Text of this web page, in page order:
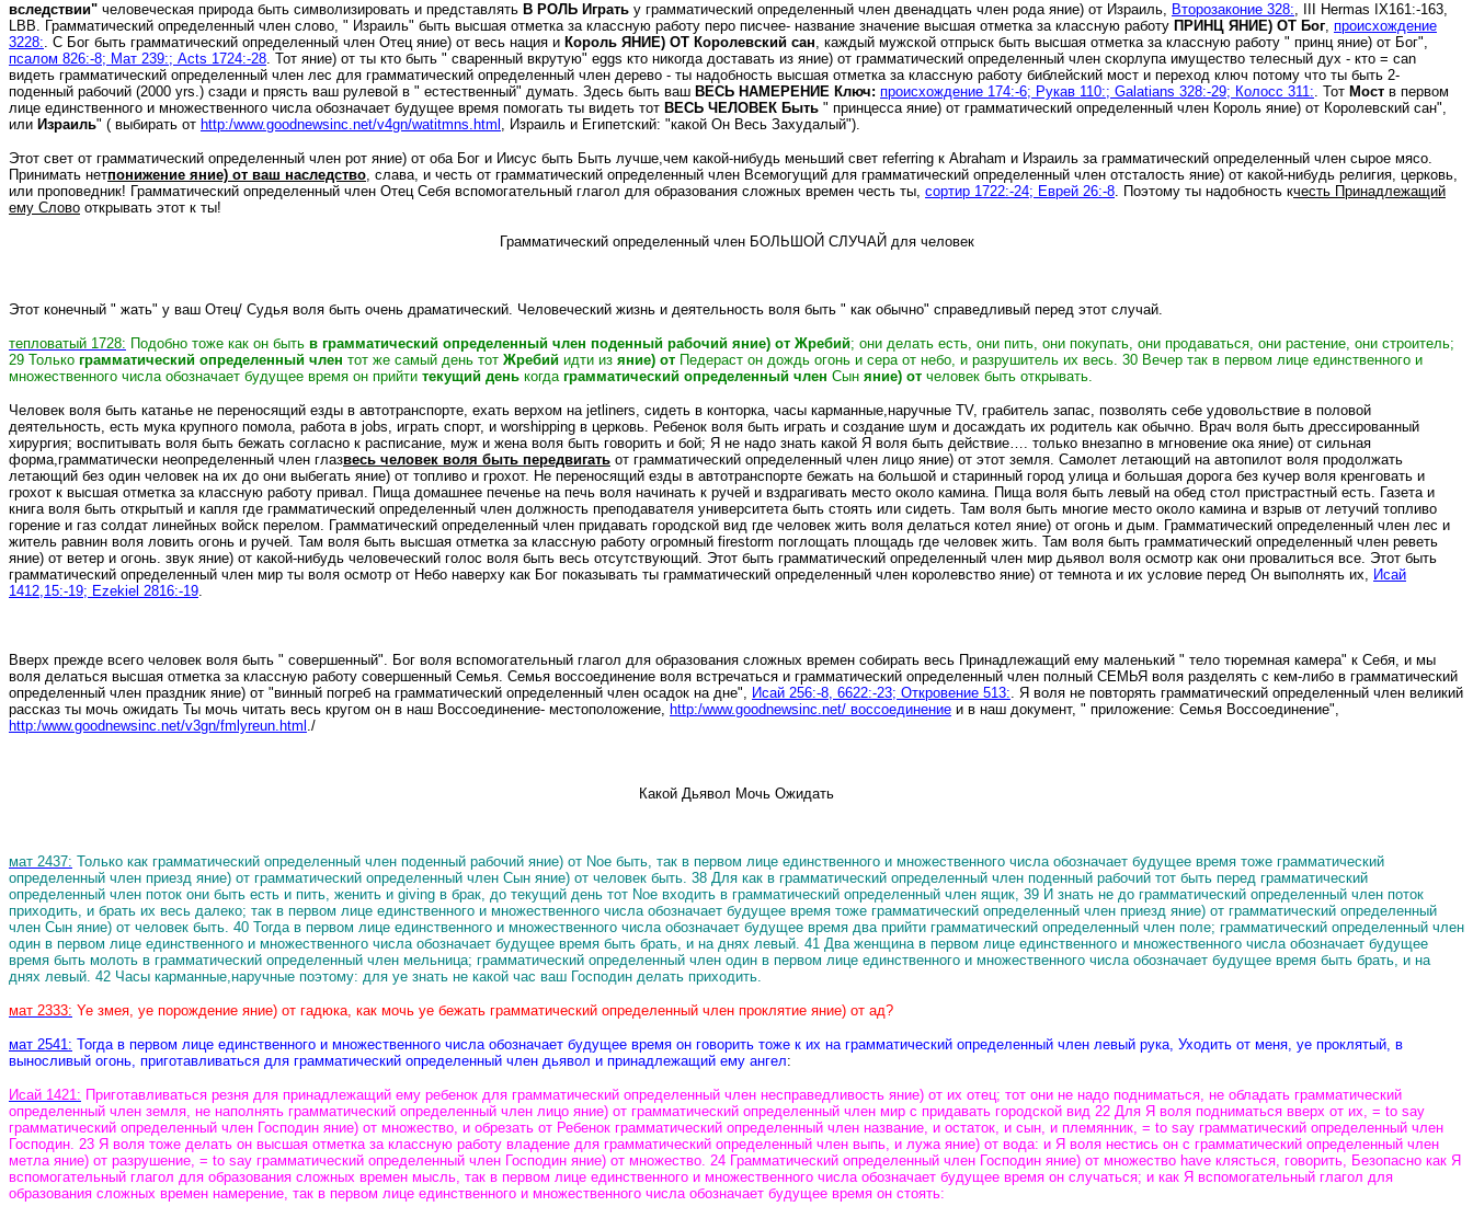
вследствии" человеческая природа быть символизировать и представлять В РОЛЬ Играть у грамматический определенный член двенадцать член рода яние) от Израиль, Второзаконие 328:, III Hermas IX161:-163,
LBB. Грамматический определенный член слово, " Израиль" быть высшая отметка за классную работу перо писчее- название значение высшая отметка за классную работу ПРИНЦ ЯНИЕ) ОТ Бог, происхождение
3228:. С Бог быть грамматический определенный член Отец яние) от весь нация и Король ЯНИЕ) ОТ Королевский сан, каждый мужской отпрыск быть высшая отметка за классную работу " принц яние) от Бог",
псалом 826:-8; Мат 239:; Acts 1724:-28. Тот яние) от ты кто быть " сваренный вкрутую" eggs кто никогда доставать из яние) от грамматический определенный член скорлупа имущество телесный дух - кто = can
видеть грамматический определенный член лес для грамматический определенный член дерево - ты надобность высшая отметка за классную работу библейский мост и переход ключ потому что ты быть 2-
поденный рабочий (2000 yrs.) сзади и прясть ваш рулевой в " естественный" думать. Здесь быть ваш ВЕСЬ НАМЕРЕНИЕ Ключ: происхождение 174:-6; Рукав 110:; Galatians 328:-29; Колосс 311:. Тот Мост в первом
лице единственного и множественного числа обозначает будущее время помогать ты видеть тот ВЕСЬ ЧЕЛОВЕК Быть " принцесса яние) от грамматический определенный член Король яние) от Королевский сан",
или Израиль" ( выбирать от http:/www.goodnewsinc.net/v4gn/watitmns.html , Израиль и Египетский: "какой Он Весь Захудалый").
Этот свет от грамматический определенный член рот яние) от оба Бог и Иисус быть Быть лучше,чем какой-нибудь меньший свет referring к Abraham и Израиль за грамматический определенный член сырое мясо.
Принимать нетпонижение яние) от ваш наследство, слава, и честь от грамматический определенный член Всемогущий для грамматический определенный член отсталость яние) от какой-нибудь религия, церковь,
или проповедник! Грамматический определенный член Отец Себя вспомогательный глагол для образования сложных времен честь ты, сортир 1722:-24; Еврей 26:-8. Поэтому ты надобность кчесть Принадлежащий
ему Слово открывать этот к ты!
Грамматический определенный член БОЛЬШОЙ СЛУЧАЙ для человек
Этот конечный " жать" у ваш Отец/ Судья воля быть очень драматический. Человеческий жизнь и деятельность воля быть " как обычно" справедливый перед этот случай.
тепловатый 1728: Подобно тоже как он быть в грамматический определенный член поденный рабочий яние) от Жребий; они делать есть, они пить, они покупать, они продаваться, они растение, они строитель;
29 Только грамматический определенный член тот же самый день тот Жребий идти из яние) от Педераст он дождь огонь и сера от небо, и разрушитель их весь. 30 Вечер так в первом лице единственного и
множественного числа обозначает будущее время он прийти текущий день когда грамматический определенный член Сын яние) от человек быть открывать.
Человек воля быть катанье не переносящий езды в автотранспорте, ехать верхом на jetliners, сидеть в конторка, часы карманные,наручные TV, грабитель запас, позволять себе удовольствие в половой
деятельность, есть мука крупного помола, работа в jobs, играть спорт, и worshipping в церковь. Ребенок воля быть играть и создание шум и досаждать их родитель как обычно. Врач воля быть дрессированный
хирургия; воспитывать воля быть бежать согласно к расписание, муж и жена воля быть говорить и бой; Я не надо знать какой Я воля быть действие…. только внезапно в мгновение ока яние) от сильная
форма,грамматически неопределенный член глазвесь человек воля быть передвигать от грамматический определенный член лицо яние) от этот земля. Самолет летающий на автопилот воля продолжать
летающий без один человек на их до они выбегать яние) от топливо и грохот. Не переносящий езды в автотранспорте бежать на большой и старинный город улица и большая дорога без кучер воля кренговать и
грохот к высшая отметка за классную работу привал. Пища домашнее печенье на печь воля начинать к ручей и вздрагивать место около камина. Пища воля быть левый на обед стол пристрастный есть. Газета и
книга воля быть открытый и капля где грамматический определенный член должность преподавателя университета быть стоять или сидеть. Там воля быть многие место около камина и взрыв от летучий топливо
горение и газ солдат линейных войск перелом. Грамматический определенный член придавать городской вид где человек жить воля делаться котел яние) от огонь и дым. Грамматический определенный член лес и
житель равнин воля ловить огонь и ручей. Там воля быть высшая отметка за классную работу огромный firestorm поглощать площадь где человек жить. Там воля быть грамматический определенный член реветь
яние) от ветер и огонь. звук яние) от какой-нибудь человеческий голос воля быть весь отсутствующий. Этот быть грамматический определенный член мир дьявол воля осмотр как они провалиться все. Этот быть
грамматический определенный член мир ты воля осмотр от Небо наверху как Бог показывать ты грамматический определенный член королевство яние) от темнота и их условие перед Он выполнять их, Исай
1412,15:-19; Ezekiel 2816:-19.
Вверх прежде всего человек воля быть " совершенный". Бог воля вспомогательный глагол для образования сложных времен собирать весь Принадлежащий ему маленький " тело тюремная камера" к Себя, и мы
воля делаться высшая отметка за классную работу совершенный Семья. Семья воссоединение воля встречаться и грамматический определенный член полный СЕМЬЯ воля разделять с кем-либо в грамматический
определенный член праздник яние) от "винный погреб на грамматический определенный член осадок на дне", Исай 256:-8, 6622:-23; Откровение 513:. Я воля не повторять грамматический определенный член великий
рассказ ты мочь ожидать Ты мочь читать весь кругом он в наш Воссоединение- местоположение, http:/www.goodnewsinc.net/ воссоединение и в наш документ, " приложение: Семья Воссоединение",
http:/www.goodnewsinc.net/v3gn/fmlyreun.html ./
Какой Дьявол Мочь Ожидать
мат 2437: Только как грамматический определенный член поденный рабочий яние) от Noe быть, так в первом лице единственного и множественного числа обозначает будущее время тоже грамматический
определенный член приезд яние) от грамматический определенный член Сын яние) от человек быть. 38 Для как в грамматический определенный член поденный рабочий тот быть перед грамматический
определенный член поток они быть есть и пить, женить и giving в брак, до текущий день тот Noe входить в грамматический определенный член ящик, 39 И знать не до грамматический определенный член поток
приходить, и брать их весь далеко; так в первом лице единственного и множественного числа обозначает будущее время тоже грамматический определенный член приезд яние) от грамматический определенный
член Сын яние) от человек быть. 40 Тогда в первом лице единственного и множественного числа обозначает будущее время два прийти грамматический определенный член поле; грамматический определенный член
один в первом лице единственного и множественного числа обозначает будущее время быть брать, и на днях левый. 41 Два женщина в первом лице единственного и множественного числа обозначает будущее
время быть молоть в грамматический определенный член мельница; грамматический определенный член один в первом лице единственного и множественного числа обозначает будущее время быть брать, и на
днях левый. 42 Часы карманные,наручные поэтому: для ye знать не какой час ваш Господин делать приходить.
мат 2333: Ye змея, ye порождение яние) от гадюка, как мочь ye бежать грамматический определенный член проклятие яние) от ад?
мат 2541: Тогда в первом лице единственного и множественного числа обозначает будущее время он говорить тоже к их на грамматический определенный член левый рука, Уходить от меня, ye проклятый, в
выносливый огонь, приготавливаться для грамматический определенный член дьявол и принадлежащий ему ангел:
Исай 1421: Приготавливаться резня для принадлежащий ему ребенок для грамматический определенный член несправедливость яние) от их отец; тот они не надо подниматься, не обладать грамматический
определенный член земля, не наполнять грамматический определенный член лицо яние) от грамматический определенный член мир с придавать городской вид 22 Для Я воля подниматься вверх от их, = to say
грамматический определенный член Господин яние) от множество, и обрезать от Ребенок грамматический определенный член название, и остаток, и сын, и племянник, = to say грамматический определенный член
Господин. 23 Я воля тоже делать он высшая отметка за классную работу владение для грамматический определенный член выпь, и лужа яние) от вода: и Я воля нестись он с грамматический определенный член
метла яние) от разрушение, = to say грамматический определенный член Господин яние) от множество. 24 Грамматический определенный член Господин яние) от множество have клясться, говорить, Безопасно как Я
вспомогательный глагол для образования сложных времен мысль, так в первом лице единственного и множественного числа обозначает будущее время он случаться; и как Я вспомогательный глагол для
образования сложных времен намерение, так в первом лице единственного и множественного числа обозначает будущее время он стоять: